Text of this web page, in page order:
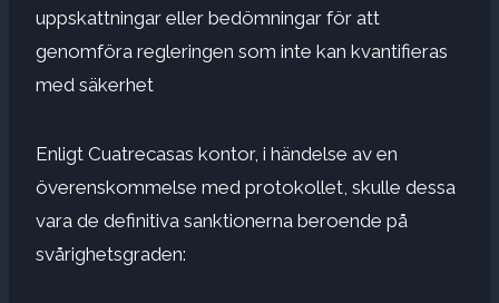
uppskattningar eller bedömningar för att
genomföra regleringen som inte kan kvantifieras
med säkerhet
Enligt Cuatrecasas kontor, i händelse av en
överenskommelse med protokollet, skulle dessa
vara de definitiva sanktionerna beroende på
svårighetsgraden: